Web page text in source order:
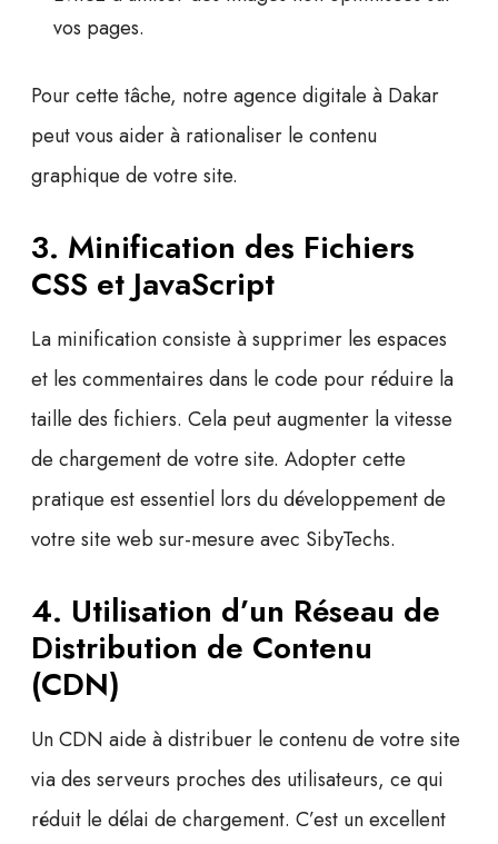
vos pages.
Pour cette tâche, notre agence digitale à Dakar
peut vous aider à rationaliser le contenu
graphique de votre site.
3. Minification des Fichiers
CSS et JavaScript
La minificationconsiste à supprimer les espaces
et les commentaires dans le code pour réduire la
taille des fichiers. Cela peut augmenter la vitesse
de chargement de votre site. Adopter cette
pratique est essentiel lors du développement de
votre site web sur-mesure avec SibyTechs.
4. Utilisation d’un Réseau de
Distribution de Contenu
(CDN)
Un CDN aide à distribuer le contenu de votre site
via des serveurs proches des utilisateurs, ce qui
réduit le délai de chargement. C’est un excellent